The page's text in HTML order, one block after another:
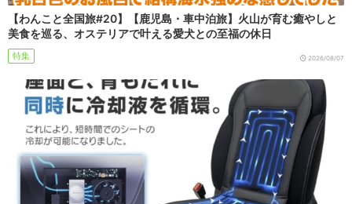
【わんこと全国旅#20】【鹿児島・車中泊旅】火山が育む癒やしと
美食を巡る、オステリアで叶える愛犬との至福の休日
特集 2026/08/07